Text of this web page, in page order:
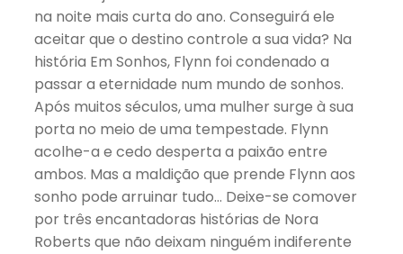
na noite mais curta do ano. Conseguirá ele
aceitar que o destino controle a sua vida? Na
história Em Sonhos, Flynn foi condenado a
passar a eternidade num mundo de sonhos.
Após muitos séculos, uma mulher surge à sua
porta no meio de uma tempestade. Flynn
acolhe-a e cedo desperta a paixão entre
ambos. Mas a maldição que prende Flynn aos
sonho pode arruinar tudo… Deixe-se comover
por três encantadoras histórias de Nora
Roberts que não deixam ninguém indiferente